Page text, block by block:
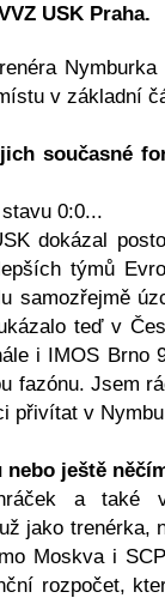
USK Praha.
Nymburka
v základní
současné
0:0...
dokázal
týmů
samozřejmě
teď v
i IMOS Brno
fazónu. Jsem
přivítat v
nebo ještě
a také
jako trenérka,
Moskva i
rozpočet,